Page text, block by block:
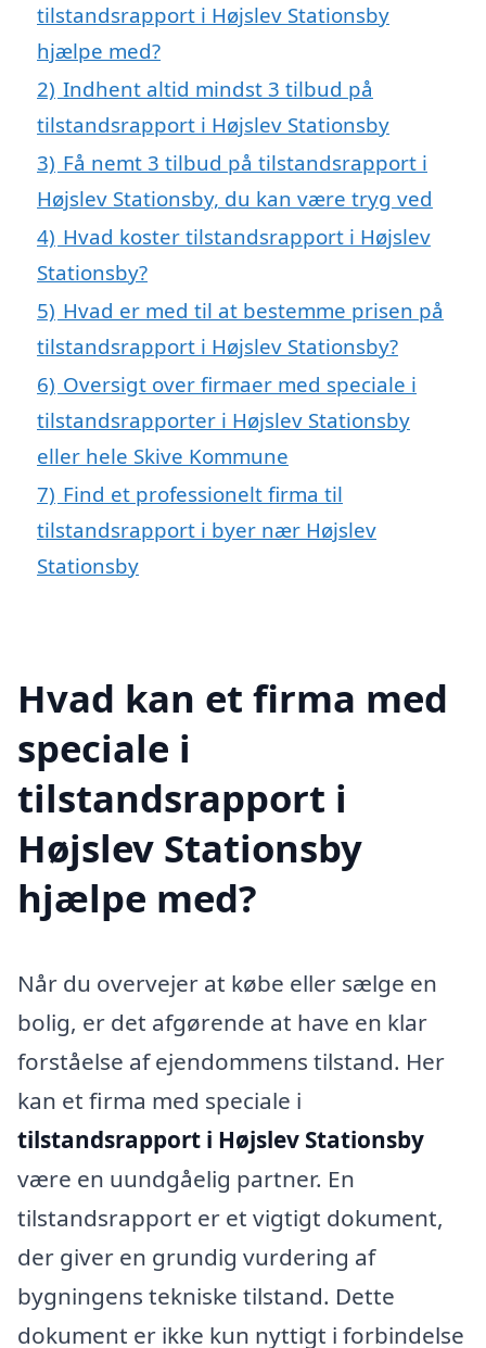
tilstandsrapport i Højslev Stationsby
hjælpe med?
2) Indhent altid mindst 3 tilbud på
tilstandsrapport i Højslev Stationsby
3) Få nemt 3 tilbud på tilstandsrapport i
Højslev Stationsby, du kan være tryg ved
4) Hvad koster tilstandsrapport i Højslev
Stationsby?
5) Hvad er med til at bestemme prisen på
tilstandsrapport i Højslev Stationsby?
6) Oversigt over firmaer med speciale i
tilstandsrapporter i Højslev Stationsby
eller hele Skive Kommune
7) Find et professionelt firma til
tilstandsrapport i byer nær Højslev
Stationsby
Hvad kan et firma med
speciale i
tilstandsrapport i
Højslev Stationsby
hjælpe med?
Når du overvejer at købe eller sælge en
bolig, er det afgørende at have en klar
forståelse af ejendommens tilstand. Her
kan et firma med speciale i
tilstandsrapport i Højslev Stationsby
være en uundgåelig partner. En
tilstandsrapport er et vigtigt dokument,
der giver en grundig vurdering af
bygningens tekniske tilstand. Dette
dokument er ikke kun nyttigt i forbindelse